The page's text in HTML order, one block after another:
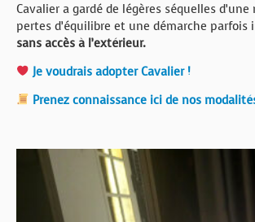
Cavalier a gardé de légères séquelles
pertes d’équilibre et une démarche
sans accès à l’extérieur.
Je voudrais adopter Cavalier !
Prenez connaissance ici de nos